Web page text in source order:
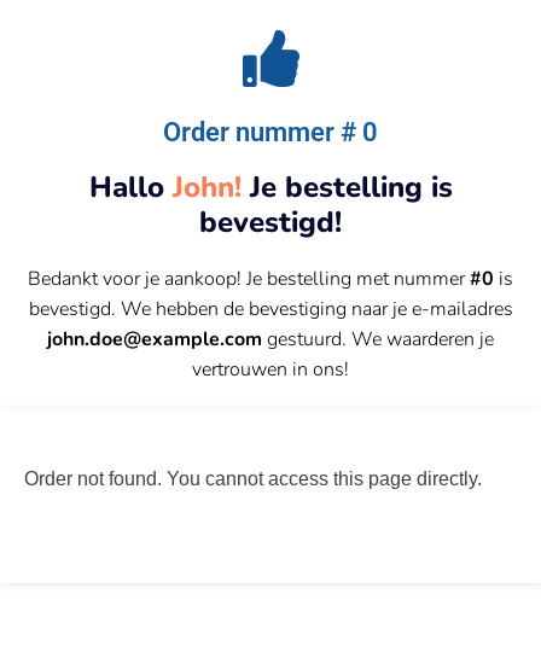
Order nummer # 0
HalloJohn! Je bestelling is
bevestigd!
Bedankt voor je aankoop! Je bestelling met nummer#0 is
bevestigd. We hebben de bevestiging naar je e-mailadres
john.doe@example.com gestuurd. We waarderen je
vertrouwen in ons!
Order not found. You cannot access this page directly.